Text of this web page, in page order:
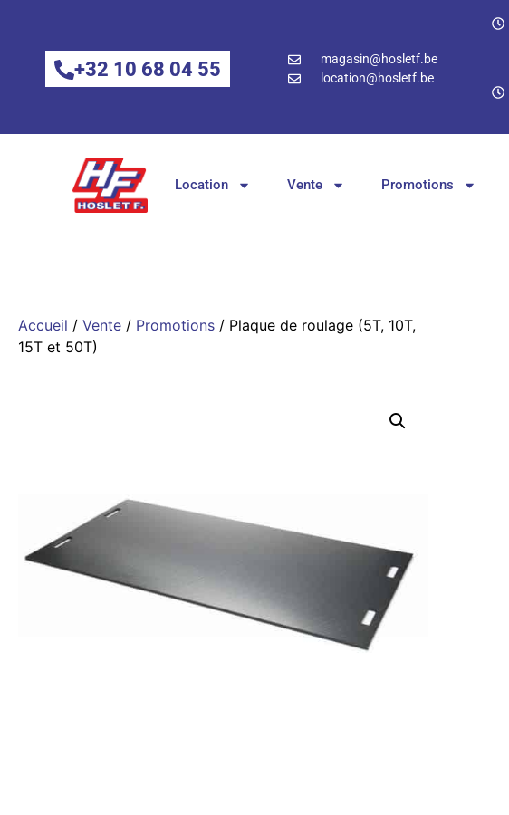
+32 10 68 04 55
magasin@hosletf.be
location@hosletf.be
Location Vente Promotions
Accueil / Vente / Promotions / Plaque de roulage (5T, 10T,
15T et 50T)